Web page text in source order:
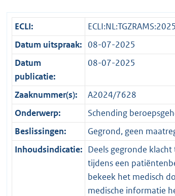
ECLI:
Datum uitspraak: 08-07-2025
Datum
publicatie:
08-07-2025
Zaaknummer(s):
A2024/7628
Onderwerp:
Schending
Beslissingen:
Gegrond, geen
Inhoudsindicatie: Deels gegronde
tijdens een
bekeek het medisch
medische informatie